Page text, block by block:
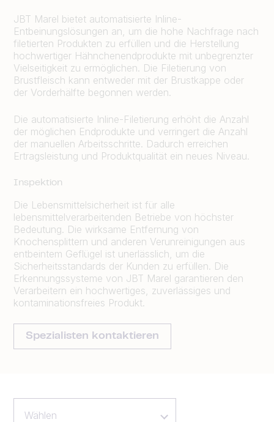
JBT Marel bietet automatisierte Inline-
Entbeinungslösungen an, um die hohe Nachfrage nach
filetierten Produkten zu erfüllen und die Herstellung
hochwertiger Hähnchenendprodukte mit unbegrenzter
Vielseitigkeit zu ermöglichen. Die Filetierung von
Brustfleisch kann entweder mit der Brustkappe oder
der Vorderhälfte begonnen werden.
Die automatisierte Inline-Filetierung erhöht die Anzahl
der möglichen Endprodukte und verringert die Anzahl
der manuellen Arbeitsschritte. Dadurch erreichen
Ertragsleistung und Produktqualität ein neues Niveau.
Inspektion
Die Lebensmittelsicherheit ist für alle
lebensmittelverarbeitenden Betriebe von höchster
Bedeutung. Die wirksame Entfernung von
Knochensplittern und anderen Verunreinigungen aus
entbeintem Geflügel ist unerlässlich, um die
Sicherheitsstandards der Kunden zu erfüllen. Die
Erkennungssysteme von JBT Marel garantieren den
Verarbeitern ein hochwertiges, zuverlässiges und
kontaminationsfreies Produkt.
Spezialisten kontaktieren
Wählen